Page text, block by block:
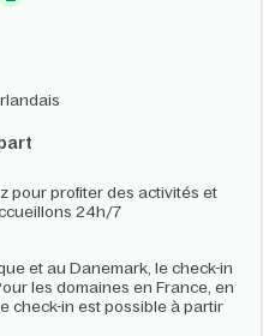
pour profiter des activités et
24h/7​
et au Danemark, le check-in
les domaines en France, en
check-in est possible à partir